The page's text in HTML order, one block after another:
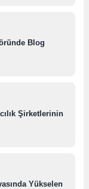
Blog
Şirketlerinin
Yükselen